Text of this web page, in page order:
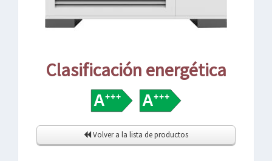
Clasificación energética
Volver a la lista de productos